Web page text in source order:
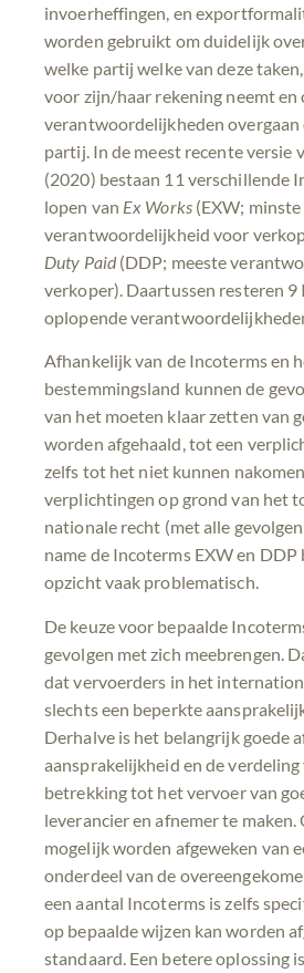
invoerheffingen, en
worden gebruikt om duidelijk
welke partij welke van deze taken,
voor zijn/haar rekening neemt en
verantwoordelijkheden overgaan
partij. In de meest recente versie
(2020) bestaan 11 verschillende
lopen van Ex Works(EXW; minste
verantwoordelijkheid voor
Duty Paid(DDP; meeste
verkoper). Daartussen resteren
oplopende
Afhankelijk van de Incoterms en
bestemmingsland kunnen de
van het moeten klaar zetten van
worden afgehaald, tot een
zelfs tot het niet kunnen
verplichtingen op grond van het
nationale recht (met alle
name de Incoterms EXW en
opzicht vaak problematisch.
De keuze voor bepaalde
gevolgen met zich meebrengen.
dat vervoerders in het
slechts een beperkte
Derhalve is het belangrijk goede
aansprakelijkheid en de verdeling
betrekking tot het vervoer van
leverancier en afnemer te
mogelijk worden afgeweken van
onderdeel van de
een aantal Incoterms is zelfs
op bepaalde wijzen kan worden
standaard. Een betere oplossing